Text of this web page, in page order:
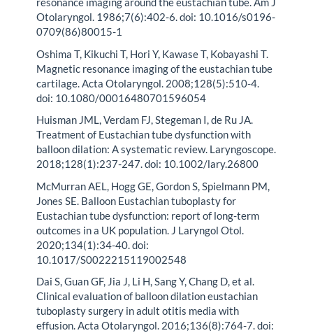
Otolaryngol. 1986;7(6):402-6. doi: 10.1016/s0196-
0709(86)80015-1
Oshima T, Kikuchi T, Hori Y, Kawase T, Kobayashi T.
Magnetic resonance imaging of the eustachian tube
cartilage. Acta Otolaryngol. 2008;128(5):510-4.
doi: 10.1080/00016480701596054
Huisman JML, Verdam FJ, Stegeman I, de Ru JA.
Treatment of Eustachian tube dysfunction with
balloon dilation: A systematic review. Laryngoscope.
2018;128(1):237-247. doi: 10.1002/lary.26800
McMurran AEL, Hogg GE, Gordon S, Spielmann PM,
Jones SE. Balloon Eustachian tuboplasty for
Eustachian tube dysfunction: report of long-term
outcomes in a UK population. J Laryngol Otol.
2020;134(1):34-40. doi:
10.1017/S0022215119002548
Dai S, Guan GF, Jia J, Li H, Sang Y, Chang D, et al.
Clinical evaluation of balloon dilation eustachian
tuboplasty surgery in adult otitis media with
effusion. Acta Otolaryngol. 2016;136(8):764-7. doi: